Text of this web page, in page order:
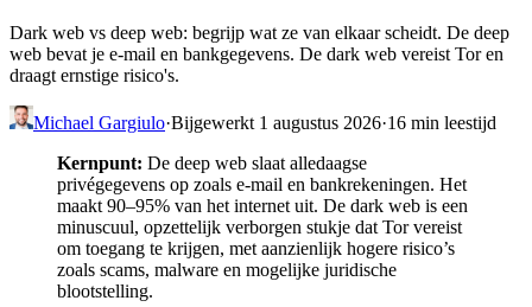
Dark web vs deep web: begrijp wat ze van elkaar scheidt. De deep
web bevat je e-mail en bankgegevens. De dark web vereist Tor en
draagt ernstige risico's.
Michael Gargiulo·Bijgewerkt 1 augustus 2026·16 min leestijd
Kernpunt: De deep web slaat alledaagse
privégegevens op zoals e-mail en bankrekeningen. Het
maakt 90–95% van het internet uit. De dark web is een
minuscuul, opzettelijk verborgen stukje dat Tor vereist
om toegang te krijgen, met aanzienlijk hogere risico’s
zoals scams, malware en mogelijke juridische
blootstelling.